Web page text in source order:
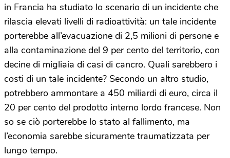
in Francia ha studiato lo scenario di un incidente che
rilascia elevati livelli di radioattività: un tale incidente
porterebbe all’evacuazione di 2,5 milioni di persone e
alla contaminazione del 9 per cento del territorio, con
decine di migliaia di casi di cancro. Quali sarebbero i
costi di un tale incidente? Secondo un altro studio,
potrebbero ammontare a 450 miliardi di euro, circa il
20 per cento del prodotto interno lordo francese. Non
so se ciò porterebbe lo stato al fallimento, ma
l’economia sarebbe sicuramente traumatizzata per
lungo tempo.